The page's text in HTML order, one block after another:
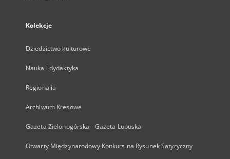
Kolekcje
Dziedzictwo kulturowe
Nauka i dydaktyka
Regionalia
Archiwum Kresowe
Gazeta Zielonogórska - Gazeta Lubuska
Otwarty Międzynarodowy Konkurs na Rysunek Satyryczny